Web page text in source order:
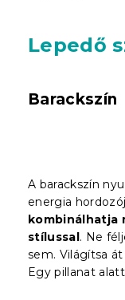
Lepedő
Barackszín
A barackszín
energia
kombinálhatja
stílussal. Ne
sem. Világítsa
Egy pillanat